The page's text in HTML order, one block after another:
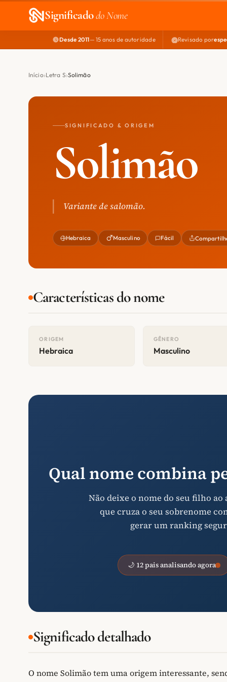
Significadodo Nome
Desde 2011— 15 anos de autoridade Revisado por
Início Letra S Solimão
SIGNIFICADO & ORIGEM
Solimão
Variante de salomão.
Hebraica Masculino Fácil
Características do nome
ORIGEM
Hebraica
GÊNERO
Masculino
Qual nome combina
Não deixe o nome do seu filho
que cruza o seu sobrenome
gerar um ranking
🌙 12 pais analisando agora
Significado detalhado
O nome Solimão tem uma origem interessante,